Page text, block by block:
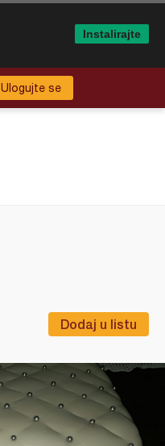
Ulogujte se
Dodaj u listu
Instalirajte